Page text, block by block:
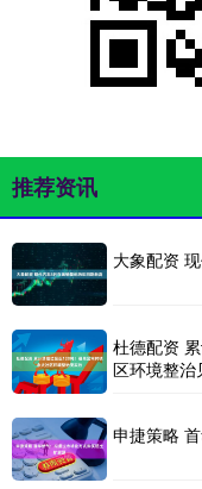
推荐资讯
大象配资
杜德配资
区环境整治
申捷策略